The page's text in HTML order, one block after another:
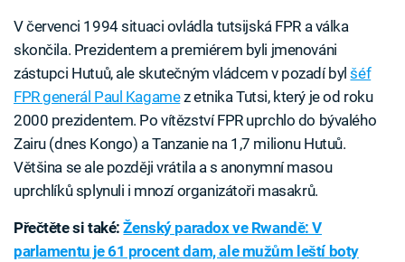
V červenci 1994 situaci ovládla tutsijská FPR a válka
skončila. Prezidentem a premiérem byli jmenováni
zástupci Hutuů, ale skutečným vládcem v pozadí bylšéf
FPR generál Paul Kagamez etnika Tutsi, který je od roku
2000 prezidentem. Po vítězství FPR uprchlo do bývalého
Zairu (dnes Kongo) a Tanzanie na 1,7 milionu Hutuů.
Většina se ale později vrátila a s anonymní masou
uprchlíků splynuli i mnozí organizátoři masakrů.
Přečtěte si také:Ženský paradox ve Rwandě: V
parlamentu je 61 procent dam, ale mužům leští boty